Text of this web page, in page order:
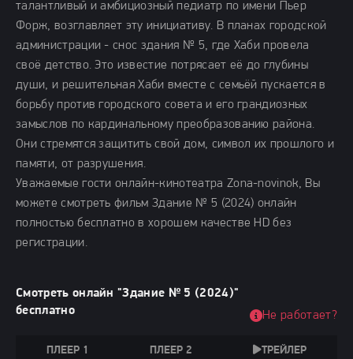
талантливый и амбициозный педиатр по имени Пьер
Форж, возглавляет эту инициативу. В планах городской
администрации - снос здания № 5, где Хаби провела
своё детство. Это известие потрясает её до глубины
души, и решительная Хаби вместе с семьёй пускается в
борьбу против городского совета и его грандиозных
замыслов по кардинальному преобразованию района.
Они стремятся защитить свой дом, символ их прошлого и
памяти, от разрушения.
Уважаемые гости онлайн-кинотеатра Zona-novinok, Вы
можете смотреть фильм Здание № 5 (2024) онлайн
полностью бесплатно в хорошем качестве HD без
регистрации.
Смотреть онлайн "Здание № 5 (2024)"
бесплатно
ПЛЕЕР 1 ПЛЕЕР 2 ТРЕЙЛЕР
Не работает?